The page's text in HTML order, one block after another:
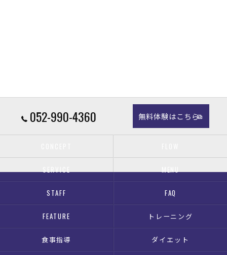
052-990-4360 無料体験はこちら
SERVICE MENU
STAFF FAQ
FEATURE トレーニング
食事指導 ダイエット